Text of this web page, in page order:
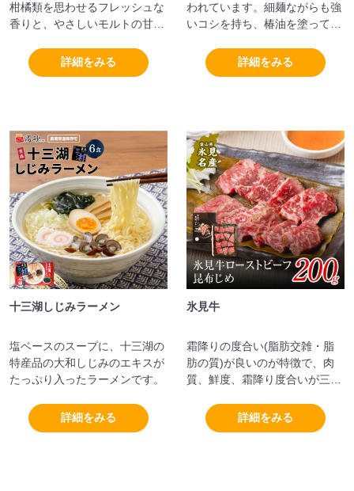
柑橘類を思わせるフレッシュな
香りと、やさしいモルトの甘み
詳細をみる
われています。細麺ながらも強
いコシを持ち、椿油を塗って熟
詳細をみる
十三湖しじみラーメン
塩ベースのスープに、十三湖の
特産品の大和しじみのエキスが
たっぷり入ったラーメンです。
詳細をみる
氷見牛
霜降りの度合い(脂肪交雑・脂
肪の質)が良いのが特徴で、肉
質、鮮度、霜降り度合いが三拍
詳細をみる